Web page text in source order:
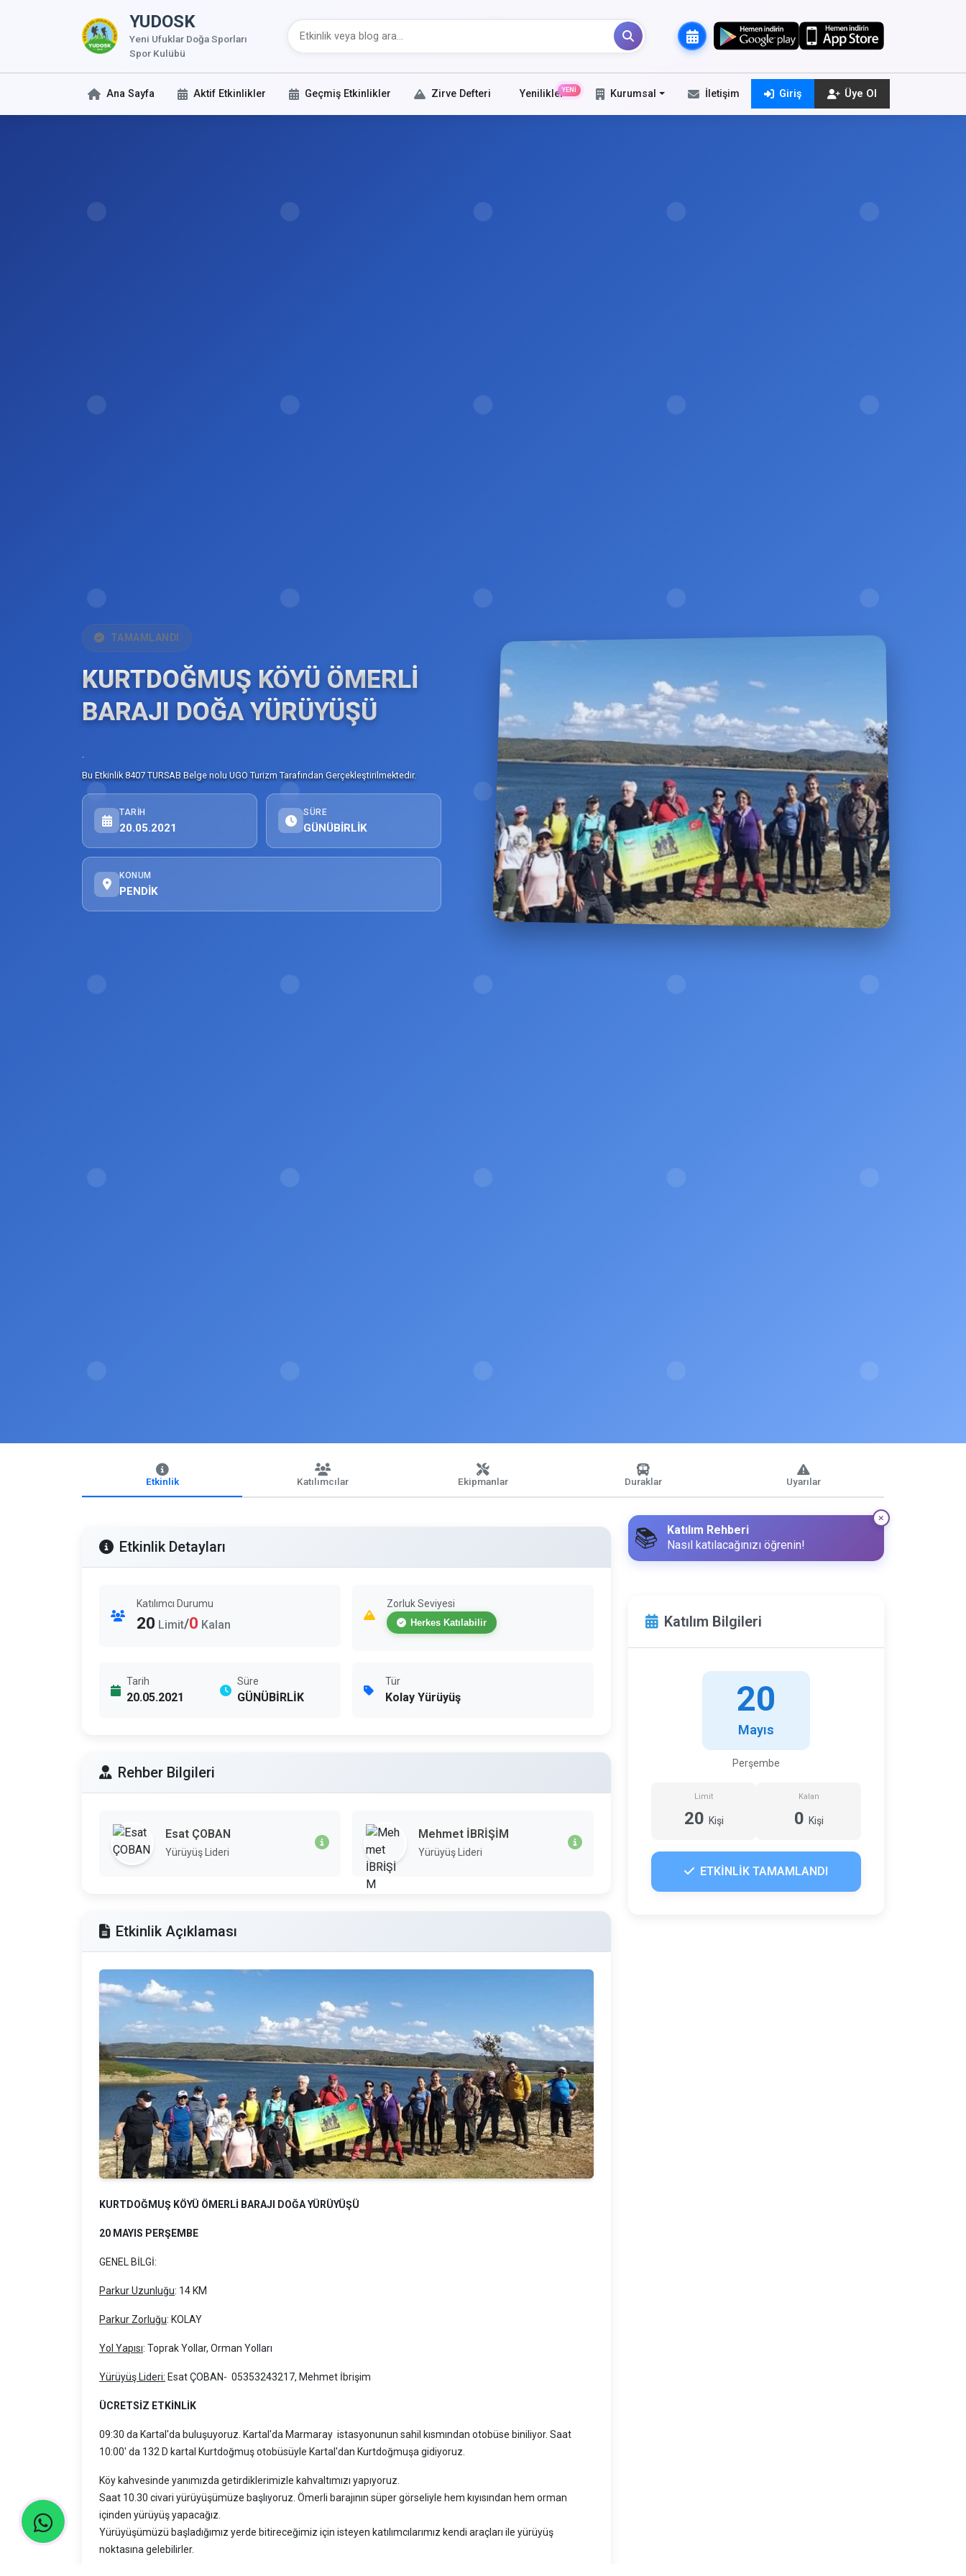
YUDOSK
Yeni Ufuklar Doğa Sporları
Spor Kulübü
Ana Sayfa Aktif Etkinlikler Geçmiş Etkinlikler Zirve Defteri YeniliklerYENİ Kurumsal İletişim Giriş Üye Ol
TAMAMLANDI
KURTDOĞMUŞ KÖYÜ ÖMERLİ
BARAJI DOĞA YÜRÜYÜŞÜ
.
Bu Etkinlik 8407 TURSAB Belge nolu UGO Turizm Tarafından Gerçekleştirilmektedir.
TARIH
20.05.2021
SÜRE
GÜNÜBİRLİK
KONUM
PENDİK
Etkinlik Katılımcılar Ekipmanlar Duraklar Uyarılar
Etkinlik Detayları
Katılımcı Durumu
20 Limit/0 Kalan
Zorluk Seviyesi
Herkes Katılabilir
Tarih
20.05.2021
Süre
GÜNÜBİRLİK
Tür
Kolay Yürüyüş
Rehber Bilgileri
Esat ÇOBAN
Yürüyüş Lideri
Mehmet İBRİŞİM
Yürüyüş Lideri
Etkinlik Açıklaması
KURTDOĞMUŞ KÖYÜ ÖMERLİ BARAJI DOĞA YÜRÜYÜŞÜ
20 MAYIS PERŞEMBE
GENEL BİLGİ:
Parkur Uzunluğu: 14 KM
Parkur Zorluğu: KOLAY
Yol Yapısı: Toprak Yollar, Orman Yolları
Yürüyüş Lideri: Esat ÇOBAN- 05353243217, Mehmet İbrişim
ÜCRETSİZ ETKİNLİK
09:30 da Kartal'da buluşuyoruz. Kartal'da Marmaray istasyonunun sahil kısmından otobüse biniliyor. Saat
10:00' da 132 D kartal Kurtdoğmuş otobüsüyle Kartal'dan Kurtdoğmuşa gidiyoruz.
Köy kahvesinde yanımızda getirdiklerimizle kahvaltımızı yapıyoruz.
Saat 10.30 civari yürüyüşümüze başlıyoruz. Ömerli barajının süper görseliyle hem kıyısından hem orman
içinden yürüyüş yapacağız.
Yürüyüşümüzü başladığımız yerde bitireceğimiz için isteyen katılımcılarımız kendi araçları ile yürüyüş
noktasına gelebilirler.
📚
Katılım Rehberi
Nasıl katılacağınızı öğrenin!
Katılım Bilgileri
20
Mayıs
Perşembe
Limit
20 Kişi
Kalan
0 Kişi
ETKİNLİK TAMAMLANDI